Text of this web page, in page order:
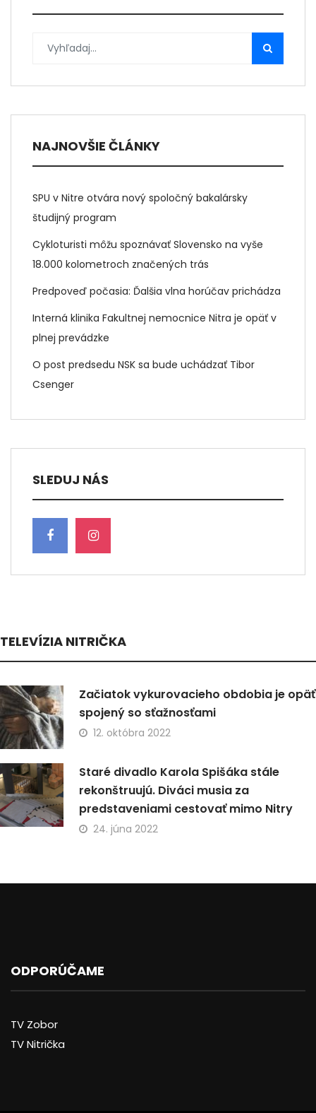
NAJNOVŠIE ČLÁNKY
SPU v Nitre otvára nový spoločný bakalársky
študijný program
Cykloturisti môžu spoznávať Slovensko na vyše
18.000 kolometroch značených trás
Predpoveď počasia: Ďalšia vlna horúčav prichádza
Interná klinika Fakultnej nemocnice Nitra je opäť v
plnej prevádzke
O post predsedu NSK sa bude uchádzať Tibor
Csenger
SLEDUJ NÁS
TELEVÍZIA NITRIČKA
Začiatok vykurovacieho obdobia je opäť
spojený so sťažnosťami
12. októbra 2022
Staré divadlo Karola Spišáka stále
rekonštruujú. Diváci musia za
predstaveniami cestovať mimo Nitry
24. júna 2022
ODPORÚČAME
TV Zobor
TV Nitrička